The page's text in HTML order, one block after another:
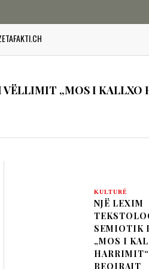
NËPËRMJET
„MOS I KALLXO
DHE STABILITETIN E
SHQIPTAR
KULTURË
NJË LEXIM
SEMIOTIK
„MOS I
BEQIRAJT